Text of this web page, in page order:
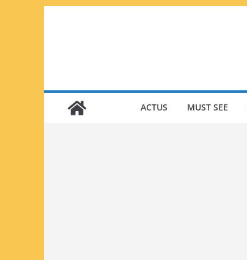
ACTUS MUST SEE